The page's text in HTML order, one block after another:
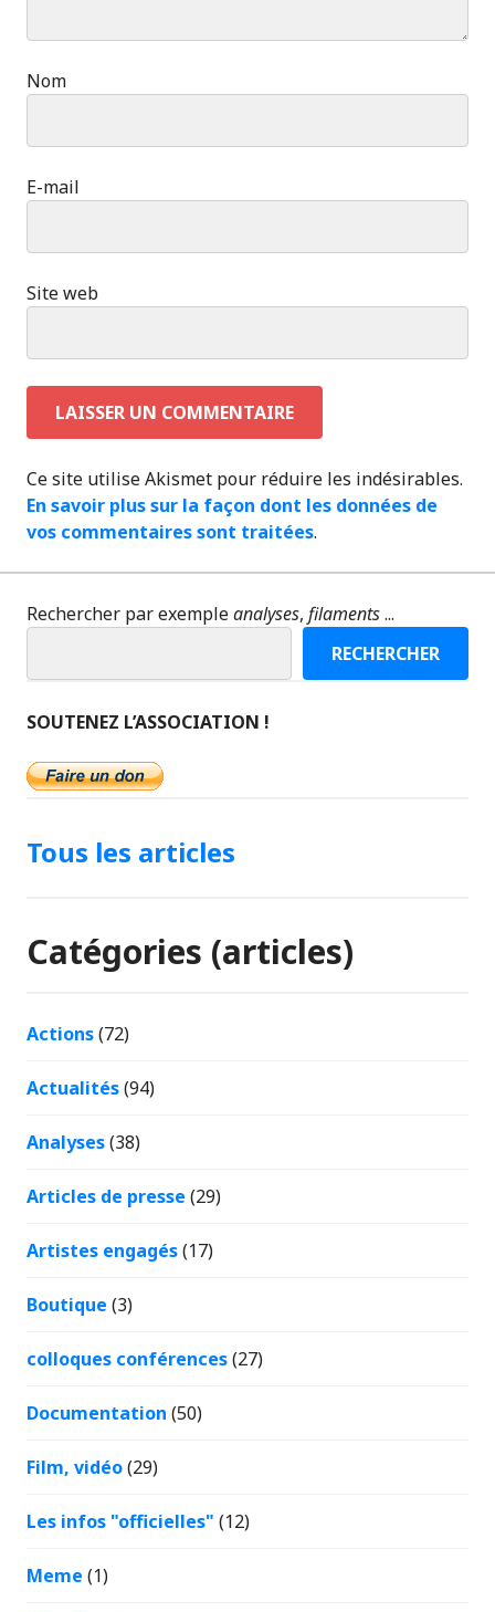
Nom
E-mail
Site web
Ce site utilise Akismet pour réduire les indésirables.
En savoir plus sur la façon dont les données de
vos commentaires sont traitées.
Rechercher par exempleanalyses, filaments...
RECHERCHER
SOUTENEZ L’ASSOCIATION !
Tous les articles
Catégories (articles)
Actions(72)
Actualités(94)
Analyses(38)
Articles de presse (29)
Artistes engagés(17)
Boutique (3)
colloques conférences(27)
Documentation (50)
Film, vidéo(29)
Les infos "officielles" (12)
Meme (1)